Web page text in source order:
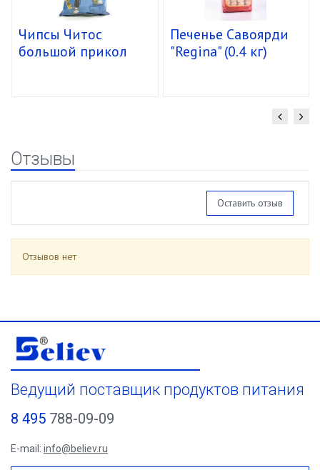
Чипсы Читос
большой прикол
Печенье Савоярди
"Regina" (0.4 кг)
Отзывы
Оставить отзыв
Отзывов нет
Ведущий поставщик продуктов питания
8 495 788-09-09
E-mail: info@believ.ru